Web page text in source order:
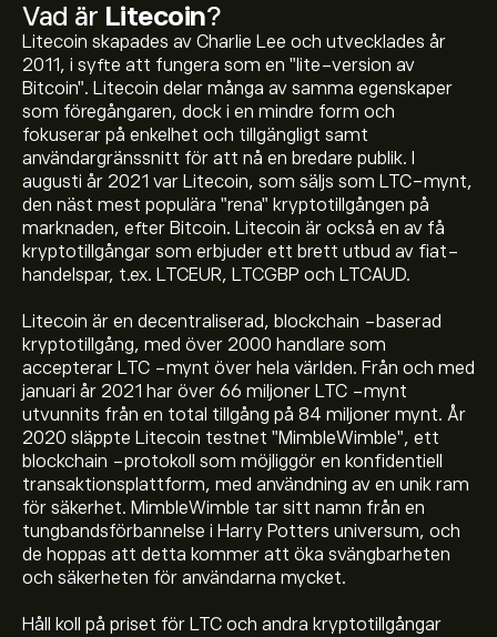
Vad är Litecoin?
Litecoin skapades av Charlie Lee och utvecklades år
2011, i syfte att fungera som en "lite-version av
Bitcoin". Litecoin delar många av samma egenskaper
som föregångaren, dock i en mindre form och
fokuserar på enkelhet och tillgängligt samt
användargränssnitt för att nå en bredare publik. I
augusti år 2021 var Litecoin, som säljs som LTC-mynt,
den näst mest populära "rena" kryptotillgången på
marknaden, efter Bitcoin. Litecoin är också en av få
kryptotillgångar som erbjuder ett brett utbud av fiat-
handelspar, t.ex. LTCEUR, LTCGBP och LTCAUD.
Litecoin är en decentraliserad, blockchain -baserad
kryptotillgång, med över 2000 handlare som
accepterar LTC -mynt över hela världen. Från och med
januari år 2021 har över 66 miljoner LTC -mynt
utvunnits från en total tillgång på 84 miljoner mynt. År
2020 släppte Litecoin testnet "MimbleWimble", ett
blockchain -protokoll som möjliggör en konfidentiell
transaktionsplattform, med användning av en unik ram
för säkerhet. MimbleWimble tar sitt namn från en
tungbandsförbannelse i Harry Potters universum, och
de hoppas att detta kommer att öka svängbarheten
och säkerheten för användarna mycket.
Håll koll på priset för LTC och andra kryptotillgångar
Det aktuella priset på LTC är 46.21‎$‎
Börsvärdet för Litecoin är 3.58B‎$‎
Litecoins toppnotering är 409.40‎$‎